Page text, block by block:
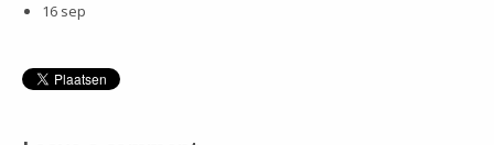
16 sep